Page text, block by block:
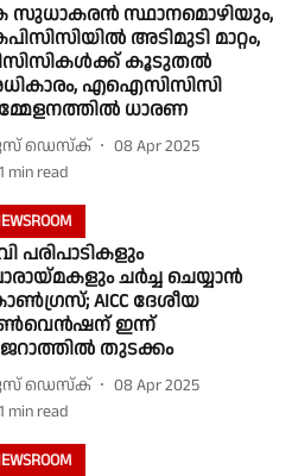
സുധാകരൻ സ്ഥാനമൊഴിയും,
അടിമുടി മാറ്റം,
കൂടുതൽ
എഐസിസിസി
ധാരണ
ഡെസ്ക്
08 Apr 2025
1 min read
പരിപാടികളും
ചർച്ച ചെയ്യാൻ
AICC ദേശീയ
ഇന്ന്
തുടക്കം
ഡെസ്ക്
08 Apr 2025
1 min read